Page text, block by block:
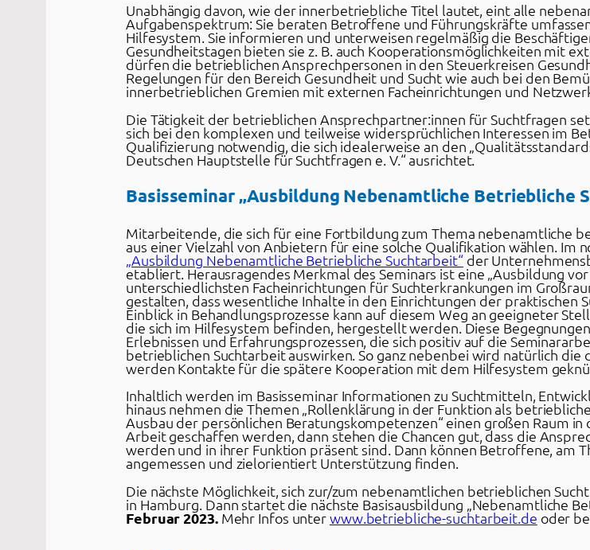
Unabhängig davon, wie der innerbetriebliche Titel lautet, eint alle
Aufgabenspektrum: Sie beraten Betroffene und Führungskräfte
Hilfesystem. Sie informieren und unterweisen regelmäßig die
Gesundheitstagen bieten sie z. B. auch Kooperationsmöglichkeiten mit
dürfen die betrieblichen Ansprechpersonen in den Steuerkreisen
Regelungen für den Bereich Gesundheit und Sucht wie auch bei den
innerbetrieblichen Gremien mit externen Facheinrichtungen und
Die Tätigkeit der betrieblichen Ansprechpartner:innen für Suchtfragen
sich bei den komplexen und teilweise widersprüchlichen Interessen im
Qualifizierung notwendig, die sich idealerweise an den
Deutschen Hauptstelle für Suchtfragen e. V.“ ausrichtet.
Basisseminar „Ausbildung Nebenamtliche Betriebliche
Mitarbeitende, die sich für eine Fortbildung zum Thema nebenamtliche
aus einer Vielzahl von Anbietern für eine solche Qualifikation wählen. Im
„Ausbildung Nebenamtliche Betriebliche Suchtarbeit“der
etabliert. Herausragendes Merkmal des Seminars ist eine „Ausbildung
unterschiedlichsten Facheinrichtungen für Suchterkrankungen im
gestalten, dass wesentliche Inhalte in den Einrichtungen der
Einblick in Behandlungsprozesse kann auf diesem Weg an geeigneter
die sich im Hilfesystem befinden, hergestellt werden. Diese
Erlebnissen und Erfahrungsprozessen, die sich positiv auf die
betrieblichen Suchtarbeit auswirken. So ganz nebenbei wird natürlich
werden Kontakte für die spätere Kooperation mit dem Hilfesystem
Inhaltlich werden im Basisseminar Informationen zu Suchtmitteln,
hinaus nehmen die Themen „Rollenklärung in der Funktion als
Ausbau der persönlichen Beratungskompetenzen“ einen großen Raum
Arbeit geschaffen werden, dann stehen die Chancen gut, dass die
werden und in ihrer Funktion präsent sind. Dann können Betroffene, am
angemessen und zielorientiert Unterstützung finden.
Die nächste Möglichkeit, sich zur/zum nebenamtlichen betrieblichen
in Hamburg. Dann startet die nächste Basisausbildung „Nebenamtliche
Februar 2023.Mehr Infos unterwww.betriebliche-suchtarbeit.de oder